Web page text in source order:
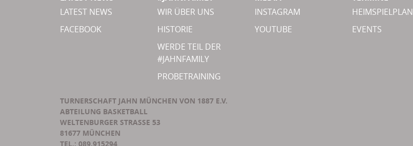
LATEST NEWS
FACEBOOK
WIR ÜBER UNS
HISTORIE
WERDE TEIL DER
#JAHNFAMILY
PROBETRAINING
INSTAGRAM
YOUTUBE
HEIMSPIELPLAN
EVENTS
TURNERSCHAFT JAHN MÜNCHEN VON 1887 E.V.
ABTEILUNG BASKETBALL
WELTENBURGER STRASSE 53
81677 MÜNCHEN
TEL.: 089.915294